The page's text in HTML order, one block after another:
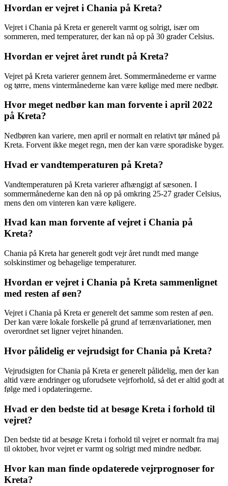
Hvordan er vejret i Chania på Kreta?
Vejret i Chania på Kreta er generelt varmt og solrigt, især om
sommeren, med temperaturer, der kan nå op på 30 grader Celsius.
Hvordan er vejret året rundt på Kreta?
Vejret på Kreta varierer gennem året. Sommermånederne er varme
og tørre, mens vintermånederne kan være kølige med mere nedbør.
Hvor meget nedbør kan man forvente i april 2022
på Kreta?
Nedbøren kan variere, men april er normalt en relativt tør måned på
Kreta. Forvent ikke meget regn, men der kan være sporadiske byger.
Hvad er vandtemperaturen på Kreta?
Vandtemperaturen på Kreta varierer afhængigt af sæsonen. I
sommermånederne kan den nå op på omkring 25-27 grader Celsius,
mens den om vinteren kan være køligere.
Hvad kan man forvente af vejret i Chania på
Kreta?
Chania på Kreta har generelt godt vejr året rundt med mange
solskinstimer og behagelige temperaturer.
Hvordan er vejret i Chania på Kreta sammenlignet
med resten af øen?
Vejret i Chania på Kreta er generelt det samme som resten af øen.
Der kan være lokale forskelle på grund af terrænvariationer, men
overordnet set ligner vejret hinanden.
Hvor pålidelig er vejrudsigt for Chania på Kreta?
Vejrudsigten for Chania på Kreta er generelt pålidelig, men der kan
altid være ændringer og uforudsete vejrforhold, så det er altid godt at
følge med i opdateringerne.
Hvad er den bedste tid at besøge Kreta i forhold til
vejret?
Den bedste tid at besøge Kreta i forhold til vejret er normalt fra maj
til oktober, hvor vejret er varmt og solrigt med mindre nedbør.
Hvor kan man finde opdaterede vejrprognoser for
Kreta?